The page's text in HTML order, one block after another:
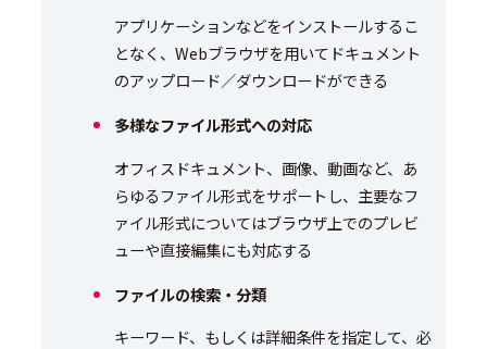
アプリケーションなどをインストールするこ
となく、Webブラウザを用いてドキュメント
のアップロード／ダウンロードができる
多様なファイル形式への対応
オフィスドキュメント、画像、動画など、あ
らゆるファイル形式をサポートし、主要なフ
ァイル形式についてはブラウザ上でのプレビ
ューや直接編集にも対応する
ファイルの検索・分類
キーワード、もしくは詳細条件を指定して、必